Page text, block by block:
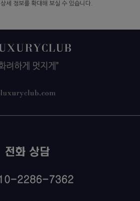
상세 정보를 확대해 보실 수 있습니다.